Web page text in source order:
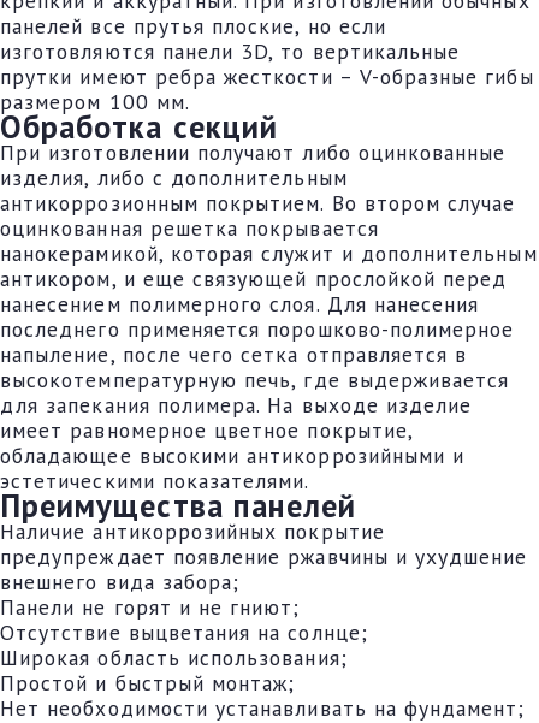
панелей все прутья плоские, но если
изготовляются панели 3D, то вертикальные
прутки имеют ребра жесткости – V-образные гибы
размером 100 мм.
Обработка секций
При изготовлении получают либо оцинкованные
изделия, либо с дополнительным
антикоррозионным покрытием. Во втором случае
оцинкованная решетка покрывается
нанокерамикой, которая служит и дополнительным
антикором, и еще связующей прослойкой перед
нанесением полимерного слоя. Для нанесения
последнего применяется порошково-полимерное
напыление, после чего сетка отправляется в
высокотемпературную печь, где выдерживается
для запекания полимера. На выходе изделие
имеет равномерное цветное покрытие,
обладающее высокими антикоррозийными и
эстетическими показателями.
Преимущества панелей
Наличие антикоррозийных покрытие
предупреждает появление ржавчины и ухудшение
внешнего вида забора;
Панели не горят и не гниют;
Отсутствие выцветания на солнце;
Широкая область использования;
Простой и быстрый монтаж;
Нет необходимости устанавливать на фундамент;